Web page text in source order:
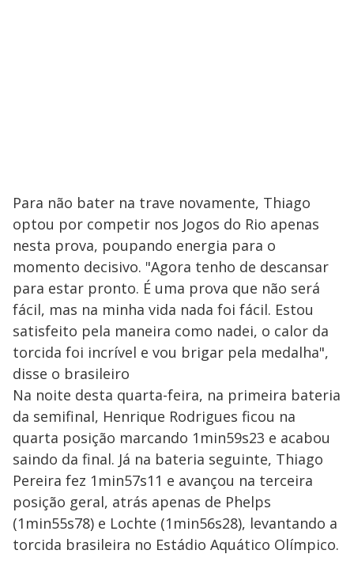
Para não bater na trave novamente, Thiago
optou por competir nos Jogos do Rio apenas
nesta prova, poupando energia para o
momento decisivo. "Agora tenho de descansar
para estar pronto. É uma prova que não será
fácil, mas na minha vida nada foi fácil. Estou
satisfeito pela maneira como nadei, o calor da
torcida foi incrível e vou brigar pela medalha",
disse o brasileiro
Na noite desta quarta-feira, na primeira bateria
da semifinal, Henrique Rodrigues ficou na
quarta posição marcando 1min59s23 e acabou
saindo da final. Já na bateria seguinte, Thiago
Pereira fez 1min57s11 e avançou na terceira
posição geral, atrás apenas de Phelps
(1min55s78) e Lochte (1min56s28), levantando a
torcida brasileira no Estádio Aquático Olímpico.